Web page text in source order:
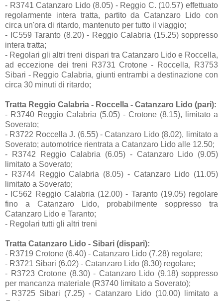
- R3741 Catanzaro Lido (8.05) - Reggio C. (10.57) effettuato
regolarmente intera tratta, partito da Catanzaro Lido con
circa un'ora di ritardo, mantenuto per tutto il viaggio;
- IC559 Taranto (8.20) - Reggio Calabria (15.25) soppresso
intera tratta;
- Regolari gli altri treni dispari tra Catanzaro Lido e Roccella,
ad eccezione dei treni R3731 Crotone - Roccella, R3753
Sibari - Reggio Calabria, giunti entrambi a destinazione con
circa 30 minuti di ritardo;
Tratta Reggio Calabria - Roccella - Catanzaro Lido (pari):
- R3740 Reggio Calabria (5.05) - Crotone (8.15), limitato a
Soverato;
- R3722 Roccella J. (6.55) - Catanzaro Lido (8.02), limitato a
Soverato; automotrice rientrata a Catanzaro Lido alle 12.50;
- R3742 Reggio Calabria (6.05) - Catanzaro Lido (9.05)
limitato a Soverato;
- R3744 Reggio Calabria (8.05) - Catanzaro Lido (11.05)
limitato a Soverato;
- IC562 Reggio Calabria (12.00) - Taranto (19.05) regolare
fino a Catanzaro Lido, probabilmente soppresso tra
Catanzaro Lido e Taranto;
- Regolari tutti gli altri treni
Tratta Catanzaro Lido - Sibari (dispari):
- R3719 Crotone (6.40) - Catanzaro Lido (7.28) regolare;
- R3721 Sibari (6.02) - Catanzaro Lido (8.30) regolare;
- R3723 Crotone (8.30) - Catanzaro Lido (9.18) soppresso
per mancanza materiale (R3740 limitato a Soverato);
- R3725 Sibari (7.25) - Catanzaro Lido (10.00) limitato a